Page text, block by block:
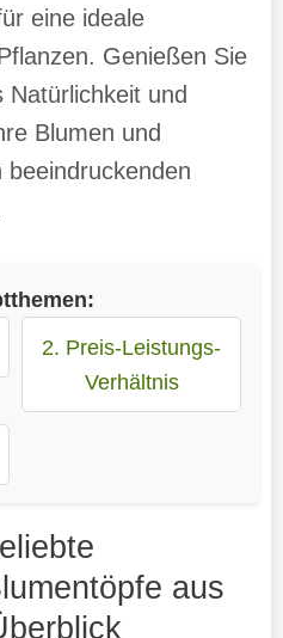
eine ideale
Genießen Sie
Natürlichkeit und
Blumen und
beeindruckenden
2. Preis-Leistungs-
Verhältnis
aus